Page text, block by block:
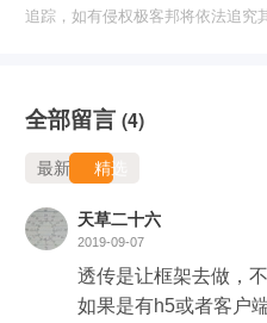
追踪，如有侵权极客邦将依法追究
全部留言 (4)
最新 精选
天草二十六
2019-09-07
透传是让框架去做，
如果是有h5或者客户